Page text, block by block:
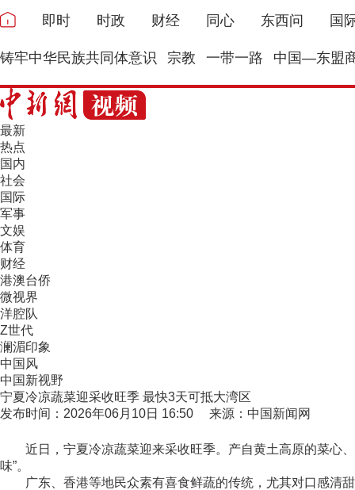
即时 时政 财经 同心 东西问 国
铸牢中华民族共同体意识 宗教 一带一路 中国—东盟
最新
热点
国内
社会
国际
军事
文娱
体育
财经
港澳台侨
微视界
洋腔队
Z世代
澜湄印象
中国风
中国新视野
宁夏冷凉蔬菜迎采收旺季 最快3天可抵大湾区
发布时间：2026年06月10日 16:50 来源：中国新闻网
近日，宁夏冷凉蔬菜迎来采收旺季。产自黄土高原的菜心、
味”。
广东、香港等地民众素有喜食鲜蔬的传统，尤其对口感清甜